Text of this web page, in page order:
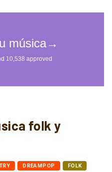
folk y
DREAMPOP FOLK